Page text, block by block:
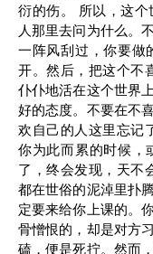
衍的伤。 所以，这
人那里去问为什么。
一阵风刮过，你要做
开。然后，把这个不
仆仆地活在这个世界
好的态度。不要在不
欢自己的人这里忘记
你为此而累的时候，
了，终会发现，天不
都在世俗的泥淖里扑
定要来给你上课的。
骨憎恨的，却是对方
磕，便是死拧。然而